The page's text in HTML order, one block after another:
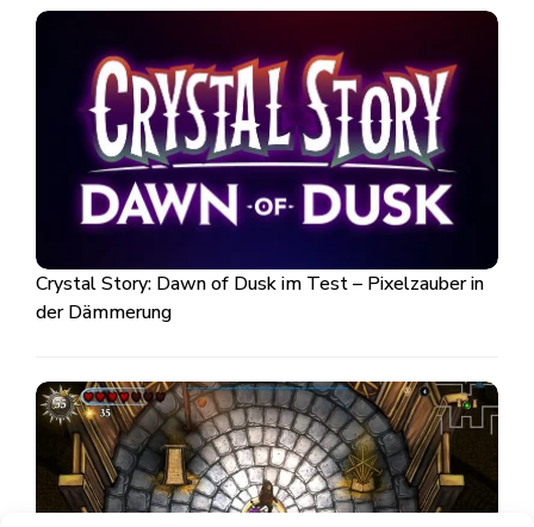
Crystal Story: Dawn of Dusk im Test – Pixelzauber in
der Dämmerung